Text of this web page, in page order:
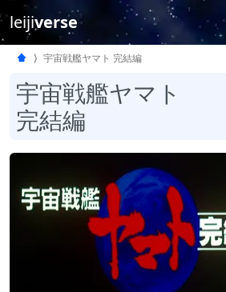
leijiverse
宇宙戦艦ヤマト 完結編
宇宙戦艦ヤマト
完結編